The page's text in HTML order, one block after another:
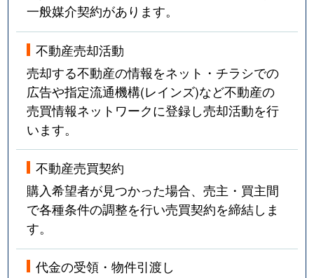
一般媒介契約があります。
不動産売却活動
売却する不動産の情報をネット・チラシでの
広告や指定流通機構(レインズ)など不動産の
売買情報ネットワークに登録し売却活動を行
います。
不動産売買契約
購入希望者が見つかった場合、売主・買主間
で各種条件の調整を行い売買契約を締結しま
す。
代金の受領・物件引渡し